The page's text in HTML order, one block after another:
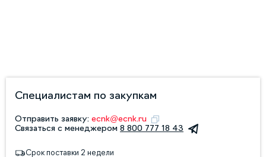
Специалистам по закупкам
Отправить заявку: ecnk@ecnk.ru
Связаться с менеджером 8 800 777 18 43
Срок поставки 2 недели